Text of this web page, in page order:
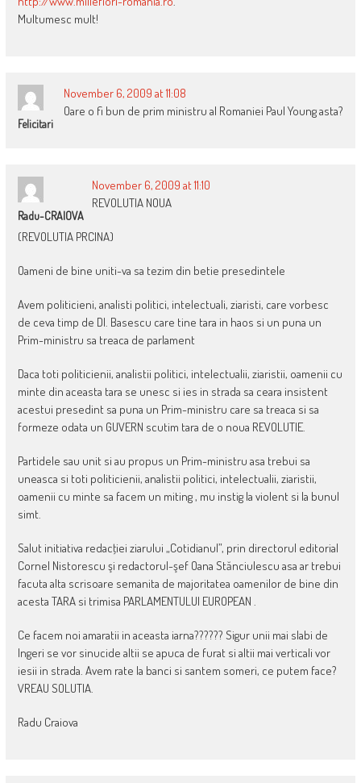
Multumesc mult!
Felicitari
November 6, 2009 at 11:08
Oare o fi bun de prim ministru al Romaniei Paul Young asta?
Radu-CRAIOVA
November 6, 2009 at 11:10
REVOLUTIA NOUA
(REVOLUTIA PRCINA)
Oameni de bine uniti-va sa tezim din betie presedintele
Avem politicieni, analisti politici, intelectuali, ziaristi, care vorbesc
de ceva timp de Dl. Basescu care tine tara in haos si un puna un
Prim-ministru sa treaca de parlament
Daca toti politicienii, analistii politici, intelectualii, ziaristii, oamenii cu
minte din aceasta tara se unesc si ies in strada sa ceara insistent
acestui presedint sa puna un Prim-ministru care sa treaca si sa
formeze odata un GUVERN scutim tara de o noua REVOLUTIE.
Partidele sau unit si au propus un Prim-ministru asa trebui sa
uneasca si toti politicienii, analistii politici, intelectualii, ziaristii,
oamenii cu minte sa facem un miting , mu instig la violent si la bunul
simt.
Salut initiativa redacţiei ziarului „Cotidianul”, prin directorul editorial
Cornel Nistorescu şi redactorul-şef Oana Stănciulescu asa ar trebui
facuta alta scrisoare semanita de majoritatea oamenilor de bine din
acesta TARA si trimisa PARLAMENTULUI EUROPEAN .
Ce facem noi amaratii in aceasta iarna?????? Sigur unii mai slabi de
Ingeri se vor sinucide altii se apuca de furat si altii mai verticali vor
iesii in strada. Avem rate la banci si santem someri, ce putem face?
VREAU SOLUTIA.
Radu Craiova